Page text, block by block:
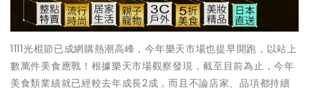
1111光棍節已成網購熱潮高峰，今年樂天市場也提早開跑，以站上
數萬件美食應戰！根據樂天市場觀察發現，截至目前為止，今年
美食類業績就已經較去年成長2成，而且不論店家、品項都持續